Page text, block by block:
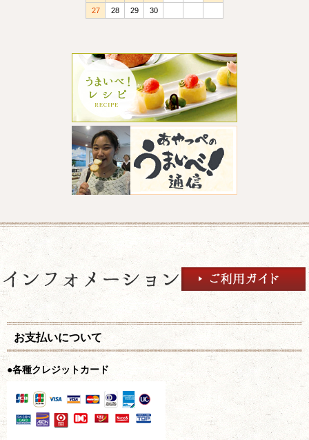
27
28 29 30
お支払いについて
●各種クレジットカード